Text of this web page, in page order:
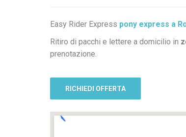
Easy Rider Express pony express a
Ritiro di pacchi e lettere a domicilio in
prenotazione.
RICHIEDI OFFERTA